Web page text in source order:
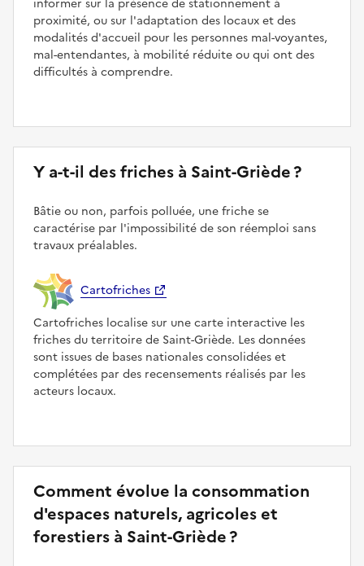
proximité, ou sur l'adaptation des locaux et des
modalités d'accueil pour les personnes mal-voyantes,
mal-entendantes, à mobilité réduite ou qui ont des
difficultés à comprendre.
Y a-t-il des friches à Saint-Griède ?
Bâtie ou non, parfois polluée, une friche se
caractérise par l'impossibilité de son réemploi sans
travaux préalables.
Cartofriches
Cartofriches localise sur une carte interactive les
friches du territoire de Saint-Griède. Les données
sont issues de bases nationales consolidées et
complétées par des recensements réalisés par les
acteurs locaux.
Comment évolue la consommation
d'espaces naturels, agricoles et
forestiers à Saint-Griède ?